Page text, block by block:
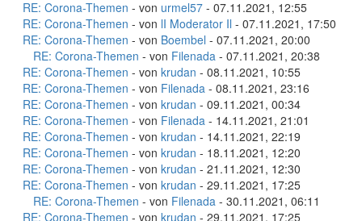
RE: Corona-Themen - von urmel57 - 07.11.2021, 12:55
RE: Corona-Themen - von lI Moderator Il - 07.11.2021, 17:50
RE: Corona-Themen - von Boembel - 07.11.2021, 20:00
RE: Corona-Themen - von Filenada - 07.11.2021, 20:38
RE: Corona-Themen - von krudan - 08.11.2021, 10:55
RE: Corona-Themen - von Filenada - 08.11.2021, 23:16
RE: Corona-Themen - von krudan - 09.11.2021, 00:34
RE: Corona-Themen - von Filenada - 14.11.2021, 21:01
RE: Corona-Themen - von krudan - 14.11.2021, 22:19
RE: Corona-Themen - von krudan - 18.11.2021, 12:20
RE: Corona-Themen - von krudan - 21.11.2021, 12:30
RE: Corona-Themen - von krudan - 29.11.2021, 17:25
RE: Corona-Themen - von Filenada - 30.11.2021, 06:11
RE: Corona-Themen - von krudan - 29.11.2021, 17:25